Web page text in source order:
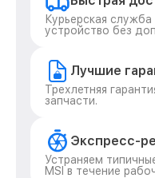
Курьерская
устройство без
Лучшие
Трехлетняя
запчасти.
Экспресс-
Устраняем
MSI в течение